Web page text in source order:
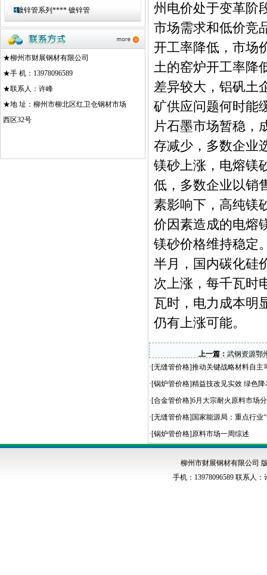
镀锌管系列**** 镀锌管
★柳州市财展钢材有限公司
★手 机：13978096589
★联系人：许峰
★地 址：柳州市柳北区红卫仓钢材市场
西区32号
州电价处于变革阶
市场需求和低价
开工率降低，市
土的窑炉开工率降
差异较大，铝矾土
矿供应问题何时
片石墨市场暂稳
存减少，多数企
镁砂上涨，电熔
低，多数企业以销
素影响下，高纯
价因素造成的电熔
镁砂价格维持稳
半月，国内碳化硅
次上涨，每千瓦时
瓦时，电力成本明
仍有上涨可能。
上一篇： 武钢资源鄂
·[无缝管价格]推动关键战略材料自主
·[锅炉管价格]精益技改见实效 绿色
·[合金管价格]6月大宗耐火原料市场
·[无缝管价格] 国家能源局：重点行业
·[锅炉管价格]原料市场一周综述
柳州市财展钢材有限公司
手机：13978096589 联系人